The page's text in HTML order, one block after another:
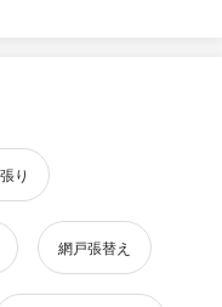
り
網戸張替え